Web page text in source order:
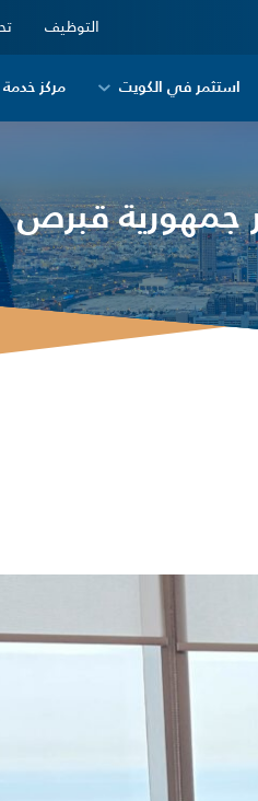
التوظيف
استثمر في الكويت مركز
جمهورية قبرص